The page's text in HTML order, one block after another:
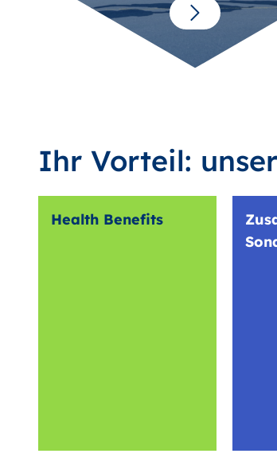
Ihr Vorteil:
Health Benefits